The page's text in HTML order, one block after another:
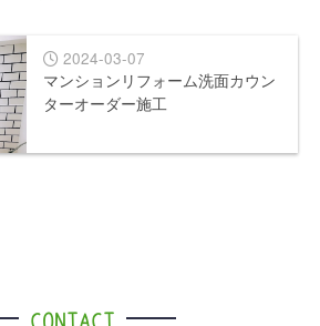
2024-03-07
マンションリフォーム洗面カウン
ターオーダー施工